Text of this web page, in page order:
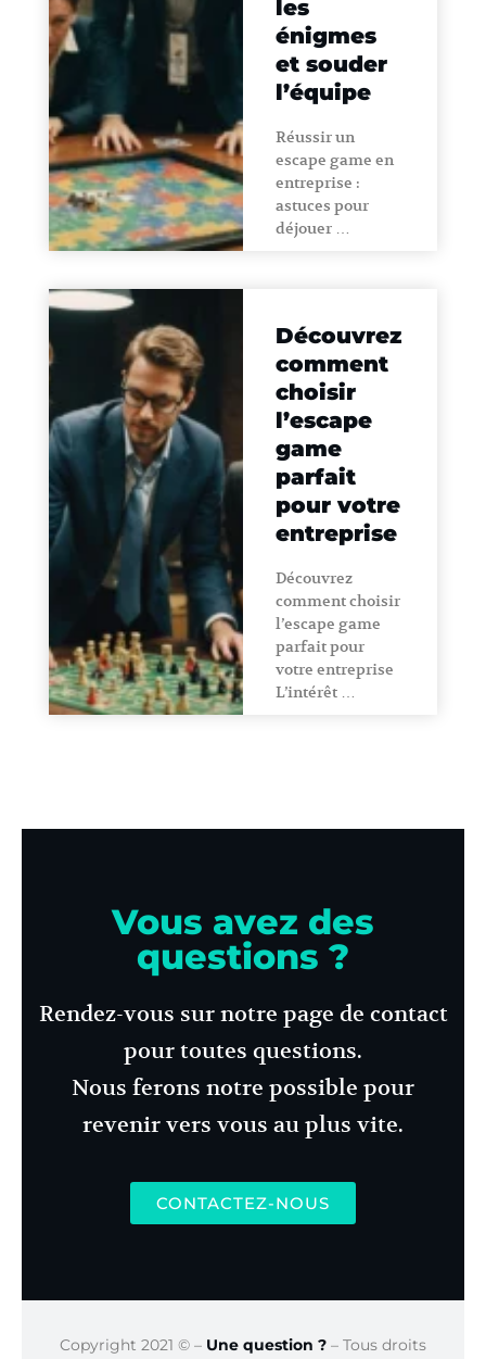
les
énigmes
et souder
l’équipe
Réussir un
escape game en
entreprise :
astuces pour
déjouer …
Découvrez
comment
choisir
l’escape
game
parfait
pour votre
entreprise
Découvrez
comment choisir
l’escape game
parfait pour
votre entreprise
L’intérêt …
Vous avez des
questions ?
Rendez-vous sur notre page de contact
pour toutes questions.
Nous ferons notre possible pour
revenir vers vous au plus vite.
CONTACTEZ-NOUS
Copyright 2021 © – Une question ? – Tous droits